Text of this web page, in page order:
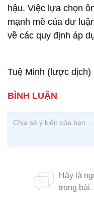
hậu. Việc lựa chọn
mạnh mẽ của dư
về các quy định áp
Tuệ Minh (lược dịch)